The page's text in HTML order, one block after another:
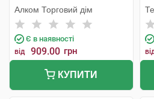
Алком Торговий дім
Є в наявності
від 909.00 грн
КУПИТИ